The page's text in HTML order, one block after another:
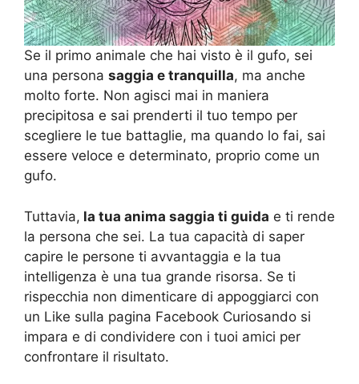
Se il primo animale che hai visto è il gufo, sei
una persona saggia e tranquilla, ma anche
molto forte. Non agisci mai in maniera
precipitosa e sai prenderti il tuo tempo per
scegliere le tue battaglie, ma quando lo fai, sai
essere veloce e determinato, proprio come un
gufo.
Tuttavia, la tua anima saggia ti guida e ti rende
la persona che sei. La tua capacità di saper
capire le persone ti avvantaggia e la tua
intelligenza è una tua grande risorsa. Se ti
rispecchia non dimenticare di appoggiarci con
un Like sulla pagina Facebook Curiosando si
impara e di condividere con i tuoi amici per
confrontare il risultato.